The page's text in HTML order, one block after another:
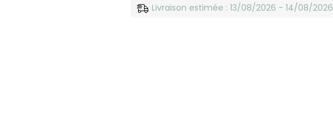
Livraison estimée : 13/08/2026 - 14/08/2026